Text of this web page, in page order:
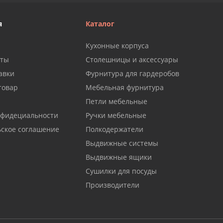
соглашение
Каталог
Кухонные корпуса
Столешницы и аксессуары
Фурнитура для гардеробов
Мебельная фурнитура
Петли мебельные
Ручки мебельные
Полкодержатели
Выдвижные системы
Выдвижные ящики
Сушилки для посуды
Производители